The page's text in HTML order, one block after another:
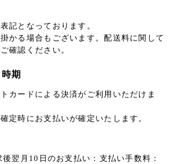
記となっております。
かる場合もございます。配送料に関して
確認ください。
期
カードによる決済がご利用いただけま
定時にお支払いが確定いたします。
後翌月10日のお支払い：支払い手数料：